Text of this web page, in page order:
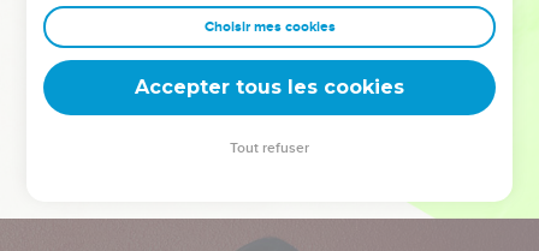
clés pour avancer avec plus de sagesse afin que leurs erreurs
deviennent vos tremplins. Que vous guidiez un ministère, une
équipe, un groupe ou une famille, leur expérience est faite
Choisir mes cookies
Accepter tous les cookies
Tout refuser